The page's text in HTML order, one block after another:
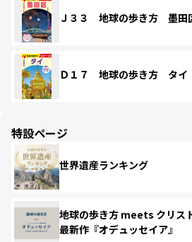
Ｊ３３ 地球の歩き方 墨田
Ｄ１７ 地球の歩き方 タイ
特設ページ
世界遺産ランキング
地球の歩き方 meets クリス
最新作『オデュッセイア』